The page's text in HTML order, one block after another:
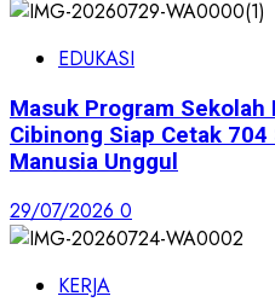
EDUKASI
Masuk Program Sekolah
Cibinong Siap Cetak 704
Manusia Unggul
29/07/2026 0
KERJA